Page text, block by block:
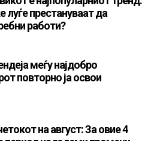
луѓе престануваат да
работи?
меѓу најдобро
повторно ја освои
на август: За овие 4